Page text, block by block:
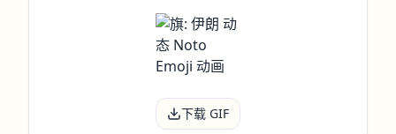
下载 GIF